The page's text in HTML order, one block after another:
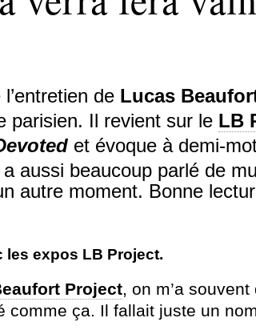
de Lucas
parisien. Il revient sur le LB
et évoque à demi-
aussi beaucoup parlé de
autre moment. Bonne
les expos LB Project.
Project, on m’a
comme ça. Il fallait juste un